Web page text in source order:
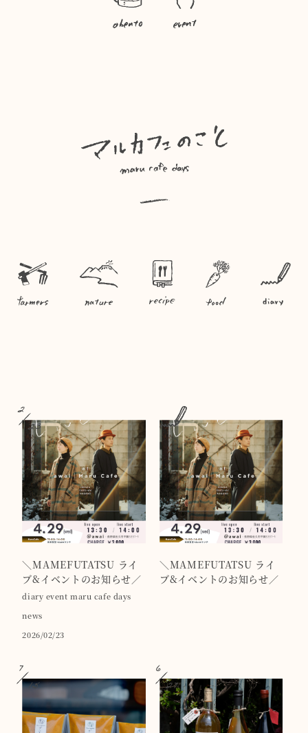
2
23
＼MAMEFUTATSU ライ
ブ&イベントのお知らせ／
diary event maru cafe days
news
2026/02/23
＼MAMEFUTATSU ライ
ブ&イベントのお知らせ／
7
15
6
27